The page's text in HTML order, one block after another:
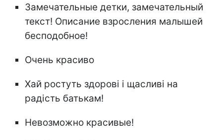
Замечательные детки, замечательный
текст! Описание взросления малышей
бесподобное!
Очень красиво
Хай ростуть здорові і щасливі на
радість батькам!
Невозможно красивые!